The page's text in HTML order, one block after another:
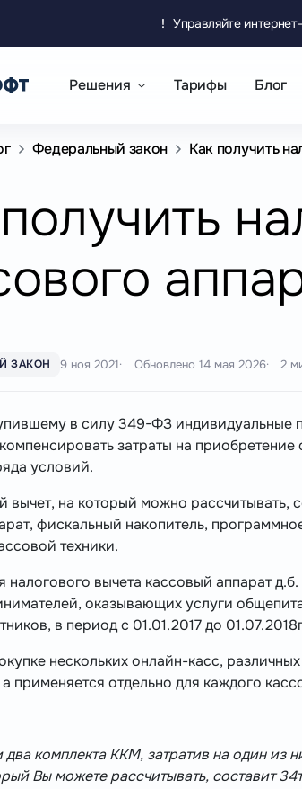
! Управляйте
Решения Тарифы Блог
Федеральный закон Как получить
ЗАКОН 9 ноя 2021 Обновлено 14 мая 2026 2
в силу 349-ФЗ
затраты на
условий.
вычет, на который можно рассчитывать,
фискальный накопитель,
техники.
налогового вычета кассовый аппарат
оказывающих услуги
в период с 01.01.2017 до
нескольких онлайн-касс,
применяется отдельно для каждого
комплекта ККМ, затратив на один из
Вы можете рассчитывать, составит